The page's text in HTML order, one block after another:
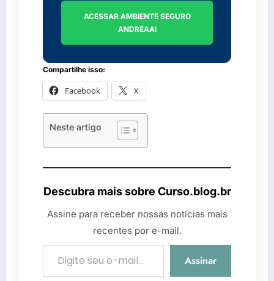
ACESSAR AMBIENTE SEGURO
ANDREAAI
Compartilhe isso:
Facebook X
Neste artigo
Descubra mais sobre Curso.blog.br
Assine para receber nossas notícias mais
recentes por e-mail.
Digite seu e-mail…
Assinar